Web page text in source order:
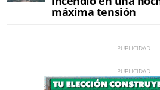
máxima tensión